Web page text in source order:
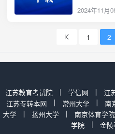
2024年11月
1 2
江苏教育考试院 | 学信网 | 江
江苏专转本网
| 常州大学 | 南
大学
| 扬州大学 | 南京体育学院
学院
| 金